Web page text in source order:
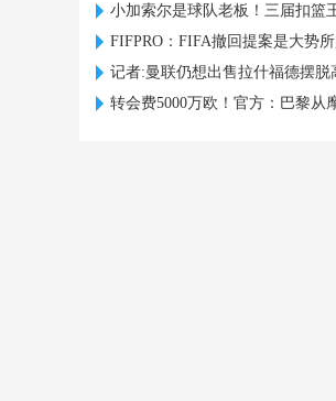
小加索尔是球队老板！三届扣篮
FIFPRO：FIFA撤回提案是大势
记者:曼联仍想出售拉什福德摆
转会费5000万欧！官方：巴黎从